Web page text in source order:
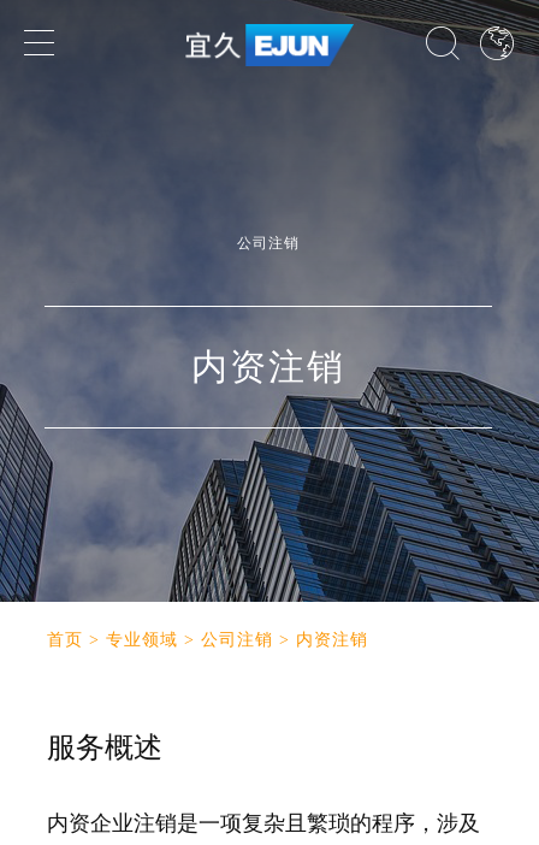
公司注销
内资注销
首页 > 专业领域 > 公司注销 > 内资注销
服务概述
内资企业注销是一项复杂且繁琐的程序，涉及
了解我们的专业领域